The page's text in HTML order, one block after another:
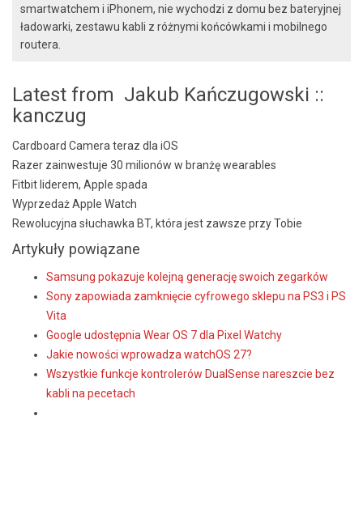
smartwatchem i iPhonem, nie wychodzi z domu bez bateryjnej
ładowarki, zestawu kabli z różnymi końcówkami i mobilnego
routera.
Latest from Jakub Kańczugowski ::
kanczug
Cardboard Camera teraz dla iOS
Razer zainwestuje 30 milionów w branżę wearables
Fitbit liderem, Apple spada
Wyprzedaż Apple Watch
Rewolucyjna słuchawka BT, która jest zawsze przy Tobie
Artykuły powiązane
Samsung pokazuje kolejną generację swoich zegarków
Sony zapowiada zamknięcie cyfrowego sklepu na PS3 i PS
Vita
Google udostępnia Wear OS 7 dla Pixel Watchy
Jakie nowości wprowadza watchOS 27?
Wszystkie funkcje kontrolerów DualSense nareszcie bez
kabli na pecetach